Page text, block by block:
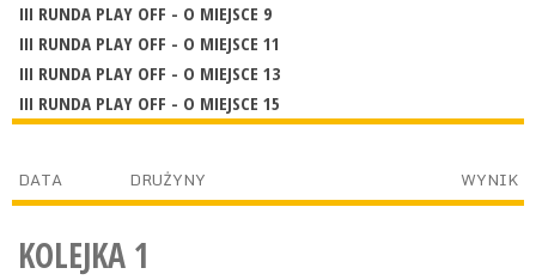
III RUNDA PLAY OFF - O MIEJSCE 9
III RUNDA PLAY OFF - O MIEJSCE 11
III RUNDA PLAY OFF - O MIEJSCE 13
III RUNDA PLAY OFF - O MIEJSCE 15
DATA DRUŻYNY WYNIK
KOLEJKA 1